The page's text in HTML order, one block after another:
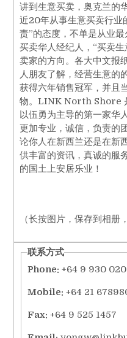
讲到生意买卖，奥克兰的
近20年从事生意买卖行业
责”的态度，不单是从业
买卖华人经纪人，“买卖
卖家的方向。各大中文报
人朋友了解，经营生意的
获得六年销售冠军，并且
物。LINK North Shore
以伍勇为主导的第一家华
更加专业，诚信，负责的
论你人在新西兰还是在新
供丰富的资讯，真诚的服
的国土上安居乐业！
（长按图片，保存到相册
联系方式
Phone: +64 9 930
Mobile: +64 21
Fax: +64 9 525 1457